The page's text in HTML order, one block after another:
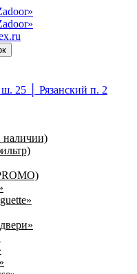
25 │ Рязанский п. 2
наличии)